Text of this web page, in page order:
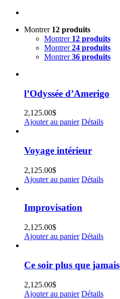
Montrer 12 produits
Montrer 12 produits
Montrer24 produits
Montrer36 produits
l’Odyssée d’Amerigo
2,125.00$
Ajouter au panier Détails
Voyage intérieur
2,125.00$
Ajouter au panier Détails
Improvisation
2,125.00$
Ajouter au panier Détails
Ce soir plus que jamais
2,125.00$
Ajouter au panier Détails